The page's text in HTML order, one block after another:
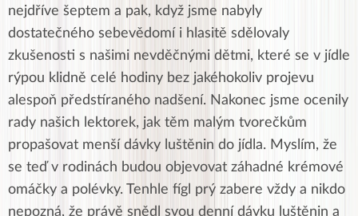
nejdříve šeptem a pak, když jsme nabyly
dostatečného sebevědomí i hlasitě sdělovaly
zkušenosti s našimi nevděčnými dětmi, které se v jídle
rýpou klidně celé hodiny bez jakéhokoliv projevu
alespoň předstíraného nadšení. Nakonec jsme ocenily
rady našich lektorek, jak těm malým tvorečkům
propašovat menší dávky luštěnin do jídla. Myslím, že
se teď v rodinách budou objevovat záhadné krémové
omáčky a polévky. Tenhle fígl prý zabere vždy a nikdo
nepozná, že právě snědl svou denní dávku luštěnin a